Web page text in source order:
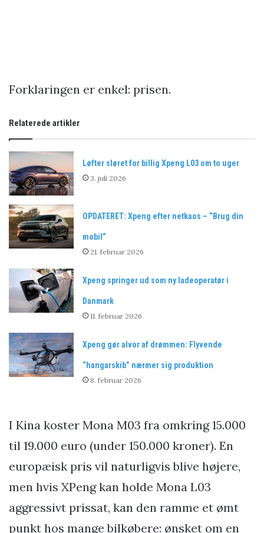
Forklaringen er enkel: prisen.
Relaterede artikler
Løfter sløret for billig Xpeng L03 om to uger
3. juli 2026
OPDATERET: Xpeng efter netkaos – “Brug din
mobil”
21. februar 2026
Xpeng springer ud som ny ladeoperatør i
Danmark
11. februar 2026
Xpeng gør alvor af drømmen: Flyvende
“hangarskib” nærmer sig produktion
8. februar 2026
I Kina koster Mona M03 fra omkring 15.000
til 19.000 euro (under 150.000 kroner). En
europæisk pris vil naturligvis blive højere,
men hvis XPeng kan holde Mona L03
aggressivt prissat, kan den ramme et ømt
punkt hos mange bilkøbere: ønsket om en